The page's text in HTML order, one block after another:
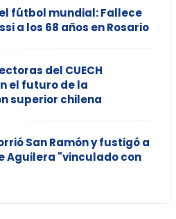
fútbol mundial: Fallece
a los 68 años en Rosario
del CUECH
el futuro de la
superior chilena
San Ramón y fustigó a
Aguilera "vinculado con